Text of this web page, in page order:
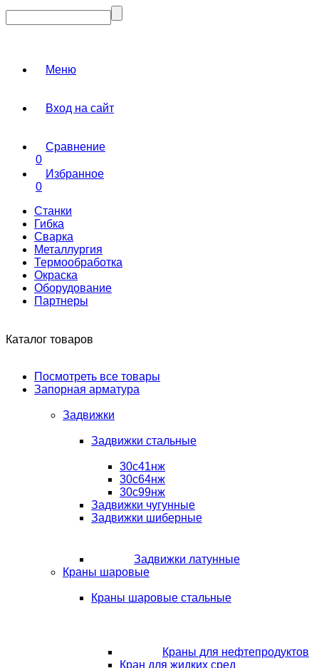
Меню
Вход на сайт
Сравнение
0
Избранное
0
Станки
Гибка
Сварка
Металлургия
Термообработка
Окраска
Оборудование
Партнеры
Каталог товаров
Посмотреть все товары
Запорная арматура
Задвижки
Задвижки стальные
30с41нж
30с64нж
30с99нж
Задвижки чугунные
Задвижки шиберные
Задвижки латунные
Краны шаровые
Краны шаровые стальные
Краны для нефтепродуктов
Кран для жидких сред